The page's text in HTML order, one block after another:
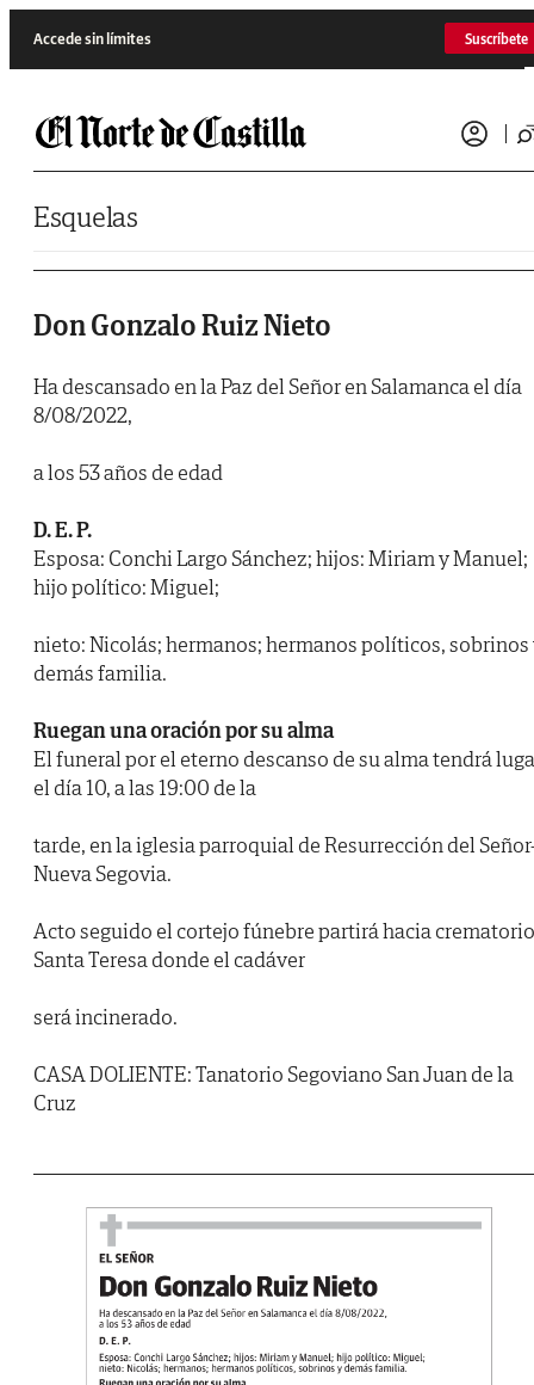
Accede sin límites Suscríbete
Esquelas
Don Gonzalo Ruiz Nieto
Ha descansado en la Paz del Señor en Salamanca el día
8/08/2022,
a los 53 años de edad
D. E. P.
Esposa: Conchi Largo Sánchez; hijos: Miriam y Manuel;
hijo político: Miguel;
nieto: Nicolás; hermanos; hermanos políticos, sobrinos
demás familia.
Ruegan una oración por su alma
El funeral por el eterno descanso de su alma tendrá
el día 10, a las 19:00 de la
tarde, en la iglesia parroquial de Resurrección del
Nueva Segovia.
Acto seguido el cortejo fúnebre partirá hacia crematorio
Santa Teresa donde el cadáver
será incinerado.
CASA DOLIENTE: Tanatorio Segoviano San Juan de la
Cruz